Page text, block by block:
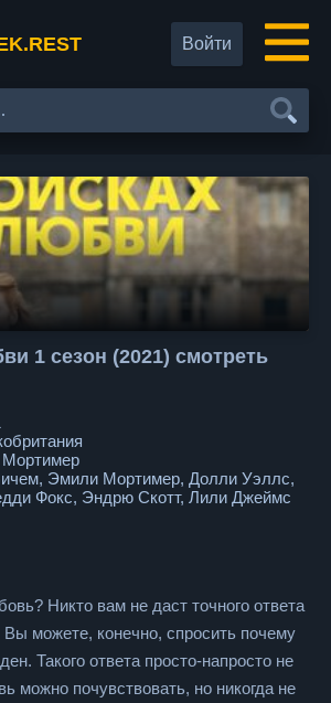
Войти
1 сезон (2021) смотреть
Эмили Мортимер, Долли Уэллс,
Фокс, Эндрю Скотт, Лили Джеймс
Никто вам не даст точного ответа
можете, конечно, спросить почему
Такого ответа просто-напросто не
можно почувствовать, но никогда не